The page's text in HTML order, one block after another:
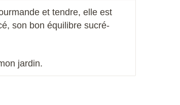
et tendre, elle est
son bon équilibre sucré-
jardin.